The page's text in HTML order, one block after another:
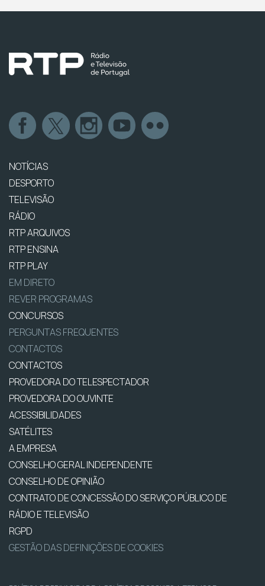
NOTÍCIAS
DESPORTO
TELEVISÃO
RÁDIO
RTP ARQUIVOS
RTP ENSINA
RTP PLAY
EM DIRETO
REVER PROGRAMAS
CONCURSOS
PERGUNTAS FREQUENTES
CONTACTOS
CONTACTOS
PROVEDORA DO TELESPECTADOR
PROVEDORA DO OUVINTE
ACESSIBILIDADES
SATÉLITES
A EMPRESA
CONSELHO GERAL INDEPENDENTE
CONSELHO DE OPINIÃO
CONTRATO DE CONCESSÃO DO SERVIÇO PÚBLICO DE
RÁDIO E TELEVISÃO
RGPD
GESTÃO DAS DEFINIÇÕES DE COOKIES